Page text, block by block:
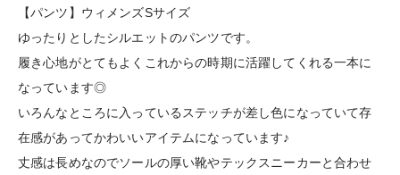
【パンツ】ウィメンズSサイズ
ゆったりとしたシルエットのパンツです。
履き心地がとてもよくこれからの時期に活躍してくれる一本に
なっています◎
いろんなところに入っているステッチが差し色になっていて存
在感があってかわいいアイテムになっています♪
丈感は長めなのでソールの厚い靴やテックスニーカーと合わせ